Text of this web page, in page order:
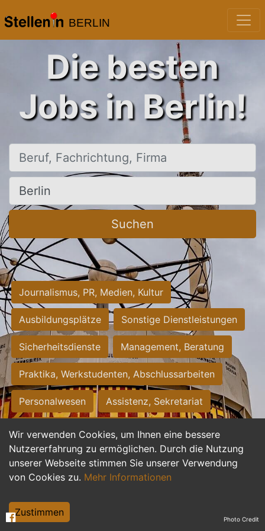
BERLIN
Wir verwenden Cookies, um Ihnen eine bessere
Nutzererfahrung zu ermöglichen. Durch die Nutzung
unserer Webseite stimmen Sie unserer Verwendung
von Cookies zu. Mehr Informationen
Zustimmen
Die besten
Jobs in Berlin!
Beruf, Fachrichtung, Firma
Ort, Stadt
Suchen
Journalismus, PR, Medien, Kultur
Ausbildungsplätze Sonstige Dienstleistungen
Sicherheitsdienste Management, Beratung
Praktika, Werkstudenten, Abschlussarbeiten
Personalwesen Assistenz, Sekretariat
Hilfskräfte, Aushilfs- und Nebenjobs
Einkauf, Logistik, Materialwirtschaft
Weiterbildung, Studium, duale Ausbildung
Tourismus
Photo Credit